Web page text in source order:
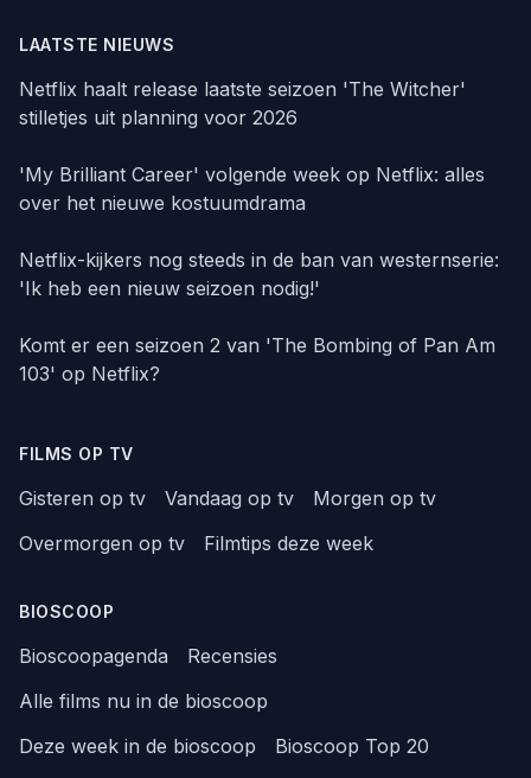
LAATSTE NIEUWS
Netflix haalt release laatste seizoen 'The Witcher'
stilletjes uit planning voor 2026
'My Brilliant Career' volgende week op Netflix: alles
over het nieuwe kostuumdrama
Netflix-kijkers nog steeds in de ban van westernserie:
'Ik heb een nieuw seizoen nodig!'
Komt er een seizoen 2 van 'The Bombing of Pan Am
103' op Netflix?
FILMS OP TV
Gisteren op tv Vandaag op tv
Morgen op tv
Overmorgen op tv
Filmtips deze week
BIOSCOOP
Bioscoopagenda
Recensies
Alle films nu in de bioscoop
Deze week in de bioscoop
Bioscoop Top 20